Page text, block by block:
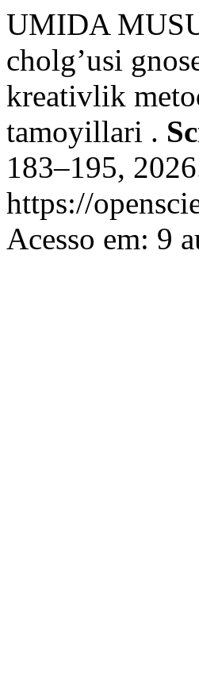
UMIDA
cholg’usi
kreativlik
tamoyillari .
183–195,
https://
Acesso em: 9